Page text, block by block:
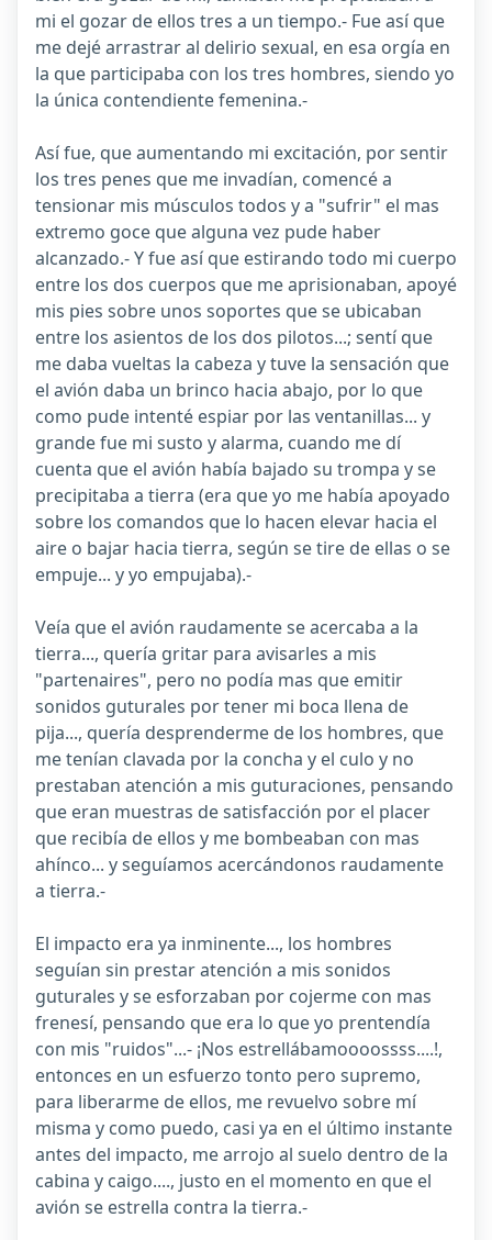
mi el gozar de ellos tres a un tiempo.- Fue así que
me dejé arrastrar al delirio sexual, en esa orgía en
la que participaba con los tres hombres, siendo yo
la única contendiente femenina.-
Así fue, que aumentando mi excitación, por sentir
los tres penes que me invadían, comencé a
tensionar mis músculos todos y a "sufrir" el mas
extremo goce que alguna vez pude haber
alcanzado.- Y fue así que estirando todo mi cuerpo
entre los dos cuerpos que me aprisionaban, apoyé
mis pies sobre unos soportes que se ubicaban
entre los asientos de los dos pilotos...; sentí que
me daba vueltas la cabeza y tuve la sensación que
el avión daba un brinco hacia abajo, por lo que
como pude intenté espiar por las ventanillas... y
grande fue mi susto y alarma, cuando me dí
cuenta que el avión había bajado su trompa y se
precipitaba a tierra (era que yo me había apoyado
sobre los comandos que lo hacen elevar hacia el
aire o bajar hacia tierra, según se tire de ellas o se
empuje... y yo empujaba).-
Veía que el avión raudamente se acercaba a la
tierra..., quería gritar para avisarles a mis
"partenaires", pero no podía mas que emitir
sonidos guturales por tener mi boca llena de
pija..., quería desprenderme de los hombres, que
me tenían clavada por la concha y el culo y no
prestaban atención a mis guturaciones, pensando
que eran muestras de satisfacción por el placer
que recibía de ellos y me bombeaban con mas
ahínco... y seguíamos acercándonos raudamente
a tierra.-
El impacto era ya inminente..., los hombres
seguían sin prestar atención a mis sonidos
guturales y se esforzaban por cojerme con mas
frenesí, pensando que era lo que yo prentendía
con mis "ruidos"...- ¡Nos estrellábamoooossss....!,
entonces en un esfuerzo tonto pero supremo,
para liberarme de ellos, me revuelvo sobre mí
misma y como puedo, casi ya en el último instante
antes del impacto, me arrojo al suelo dentro de la
cabina y caigo...., justo en el momento en que el
avión se estrella contra la tierra.-